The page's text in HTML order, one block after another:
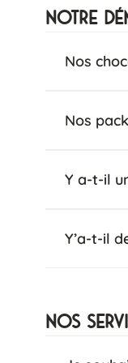
Notre
Nos
Nos
Y a-t-il
Y’a-t-il
Nos